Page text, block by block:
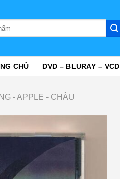
CHỦ DVD – BLURAY – VCD
- APPLE - CHÂU